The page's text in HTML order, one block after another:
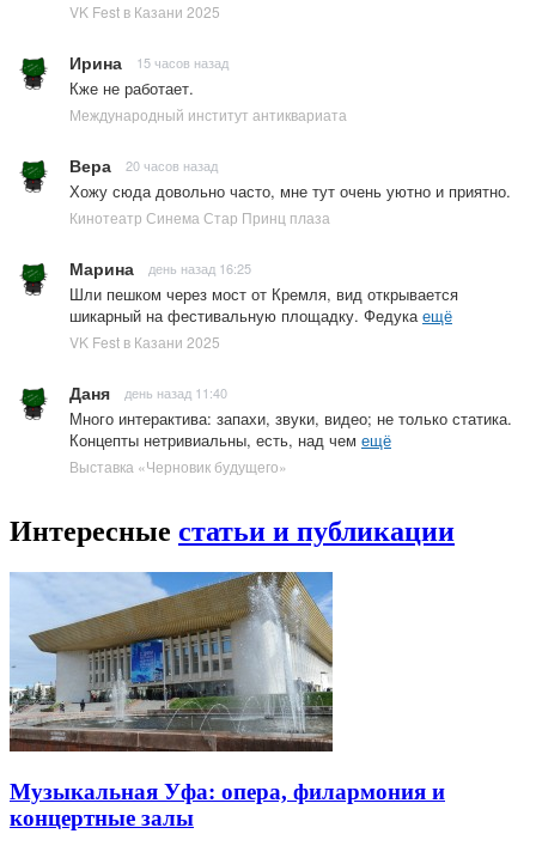
VK Fest в Казани 2025
Ирина 15 часов назад
Кже не работает.
Международный институт антиквариата
Вера 20 часов назад
Хожу сюда довольно часто, мне тут очень уютно и приятно.
Кинотеатр Синема Стар Принц плаза
Марина день назад 16:25
Шли пешком через мост от Кремля, вид открывается
шикарный на фестивальную площадку. Федукаещё
VK Fest в Казани 2025
Даня день назад 11:40
Много интерактива: запахи, звуки, видео; не только статика.
Концепты нетривиальны, есть, над чем ещё
Выставка «Черновик будущего»
Интересные статьи и публикации
Музыкальная Уфа: опера, филармония и
концертные залы